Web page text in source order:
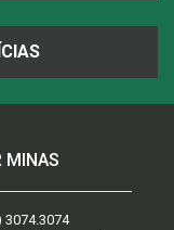
MINAS
3074.3074